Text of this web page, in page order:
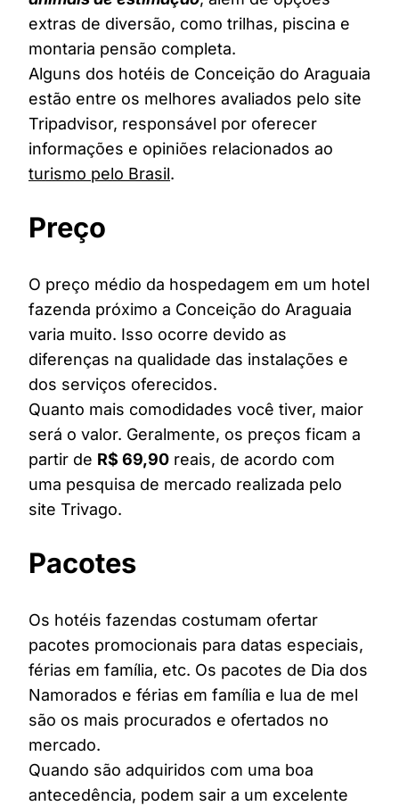
extras de diversão, como trilhas, piscina e
montaria pensão completa.
Alguns dos hotéis de Conceição do Araguaia
estão entre os melhores avaliados pelo site
Tripadvisor, responsável por oferecer
informações e opiniões relacionados ao
turismo pelo Brasil.
Preço
O preço médio da hospedagem em um hotel
fazenda próximo a Conceição do Araguaia
varia muito. Isso ocorre devido as
diferenças na qualidade das instalações e
dos serviços oferecidos.
Quanto mais comodidades você tiver, maior
será o valor. Geralmente, os preços ficam a
partir de R$ 69,90 reais, de acordo com
uma pesquisa de mercado realizada pelo
site Trivago.
Pacotes
Os hotéis fazendas costumam ofertar
pacotes promocionais para datas especiais,
férias em família, etc. Os pacotes de Dia dos
Namorados e férias em família e lua de mel
são os mais procurados e ofertados no
mercado.
Quando são adquiridos com uma boa
antecedência, podem sair a um excelente